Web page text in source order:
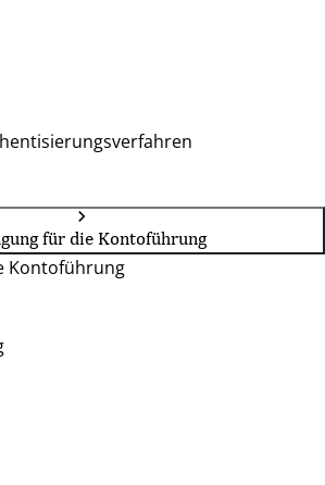
für die Kontoführung
Kontoführung